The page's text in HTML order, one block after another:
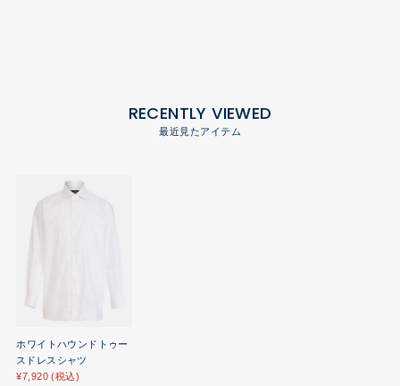
RECENTLY VIEWED
最近見たアイテム
ホワイトハウンドトゥー
スドレスシャツ
¥7,920 (税込)